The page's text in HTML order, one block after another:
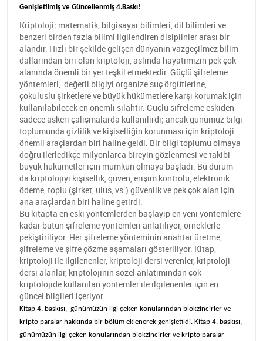
Genişletilmiş ve Güncellenmiş 4.Baskı!
Kriptoloji; matematik, bilgisayar bilimleri, dil bilimleri ve
benzeri birden fazla bilimi ilgilendiren disiplinler arası bir
alandır. Hızlı bir şekilde gelişen dünyanın vazgeçilmez bilim
dallarından biri olan kriptoloji, aslında hayatımızın pek çok
alanında önemli bir yer teşkil etmektedir. Güçlü şifreleme
yöntemleri, değerli bilgiyi organize suç örgütlerine,
çokuluslu şirketlere ve büyük hükümetlere karşı korumak için
kullanılabilecek en önemli silahtır. Güçlü şifreleme eskiden
sadece askeri çalışmalarda kullanılırdı; ancak günümüz bilgi
toplumunda gizlilik ve kişiselliğin korunması için kriptoloji
önemli araçlardan biri haline geldi. Bir bilgi toplumu olmaya
doğru ilerledikçe milyonlarca bireyin gözlenmesi ve takibi
büyük hükümetler için mümkün olmaya başladı. Bu durum
da kriptolojiyi kişisellik, güven, erişim kontrolü, elektronik
ödeme, toplu (şirket, ulus, vs.) güvenlik ve pek çok alan için
ana araçlardan biri haline getirdi.
Bu kitapta en eski yöntemlerden başlayıp en yeni yöntemlere
kadar bütün şifreleme yöntemleri anlatılıyor, örneklerle
pekiştiriliyor. Her şifreleme yönteminin anahtar üretme,
şifreleme ve şifre çözme aşamaları gösteriliyor. Kitap,
kriptoloji ile ilgilenenler, kriptoloji dersi verenler, kriptoloji
dersi alanlar, kriptolojinin sözel anlatımından çok
kriptolojide kullanılan yöntemler ile ilgilenenler için en
güncel bilgileri içeriyor.
Kitap 4. baskısı, günümüzün ilgi çeken konularından blokzincirler ve
kripto paralar hakkında bir bölüm eklenerek genişletildi. Kitap 4. baskısı,
günümüzün ilgi çeken konularından blokzincirler ve kripto paralar